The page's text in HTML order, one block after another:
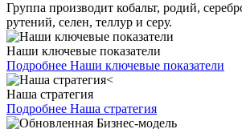
Группа производит кобальт, родий,
рутений, селен, теллур и серу.
Наши ключевые показатели
Подробнее Наши ключевые показатели
Наша стратегия
Подробнее Наша стратегия